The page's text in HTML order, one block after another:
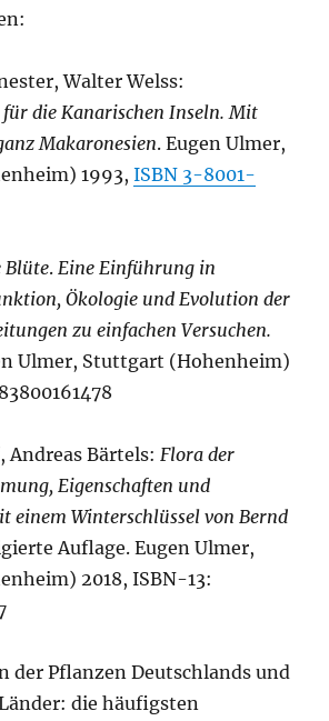
Walter Welss:
die Kanarischen Inseln. Mit
Makaronesien. Eugen Ulmer,
1993,ISBN 3-8001-
Blüte. Eine Einführung in
Ökologie und Evolution der
zu einfachen Versuchen.
Ulmer, Stuttgart (Hohenheim)
Andreas Bärtels:Flora der
Eigenschaften und
einem Winterschlüssel von Bernd
Auflage. Eugen Ulmer,
2018, ISBN-13:
der Pflanzen Deutschlands und
die häufigsten